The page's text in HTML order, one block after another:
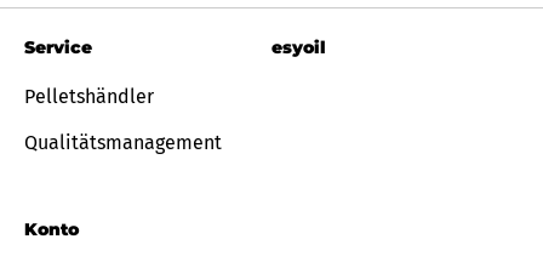
Service
Pelletshändler
Qualitätsmanagement
Konto
esyoil